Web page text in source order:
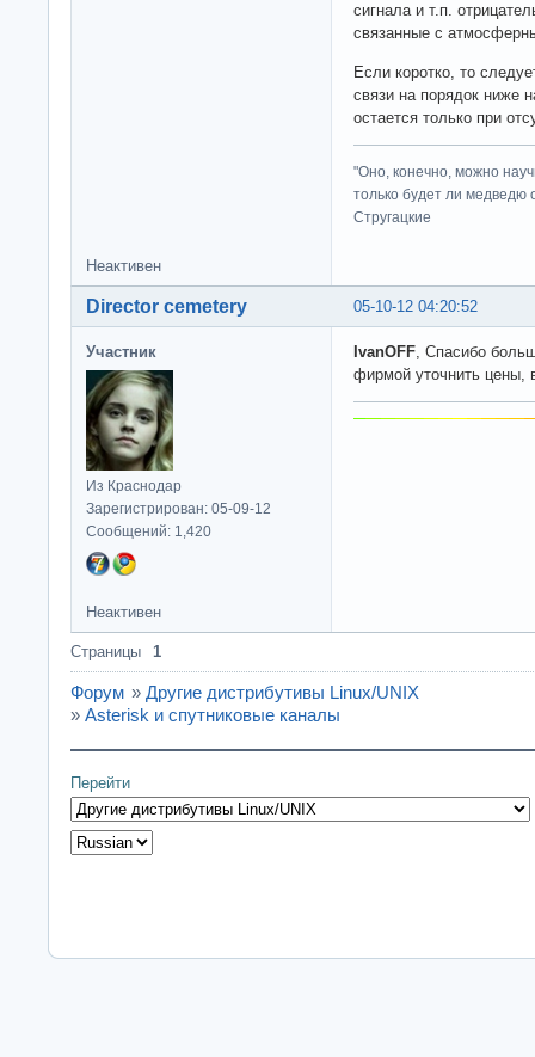
сигнала и т.п.
связанные с
Если коротко, то
связи на порядок ниже
остается только при
"Оно, конечно, можно
только будет ли медведю
Стругацкие
Неактивен
05-10-12 04:20:52
Director cemetery
Участник
Из Краснодар
Зарегистрирован: 05-09-12
Сообщений: 1,420
IvanOFF, Спасибо
фирмой уточнить цены,
Неактивен
Страницы 1
Форум » Другие дистрибутивы Linux/UNIX
» Asterisk и спутниковые каналы
Перейти